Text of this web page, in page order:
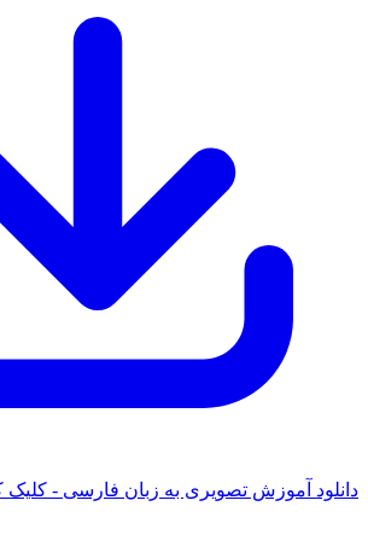
آموزش تصویری به زبان فارسی - کلیک کنید